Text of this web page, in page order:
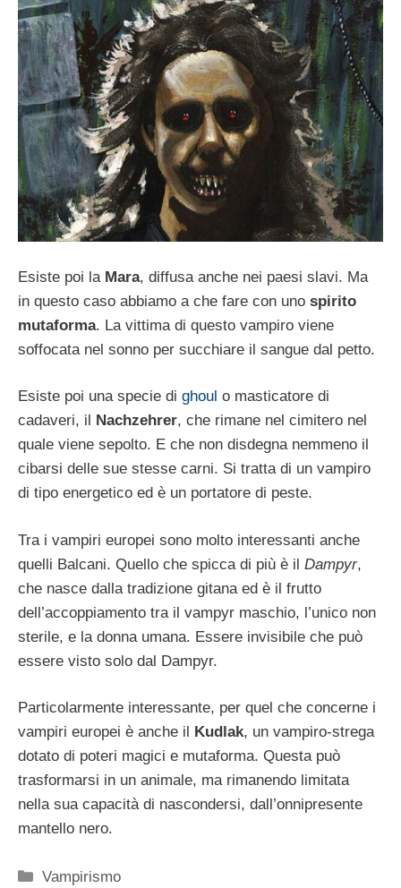
Esiste poi la Mara, diffusa anche nei paesi slavi. Ma
in questo caso abbiamo a che fare con uno spirito
mutaforma. La vittima di questo vampiro viene
soffocata nel sonno per succhiare il sangue dal petto.
Esiste poi una specie di ghoul o masticatore di
cadaveri, il Nachzehrer, che rimane nel cimitero nel
quale viene sepolto. E che non disdegna nemmeno il
cibarsi delle sue stesse carni. Si tratta di un vampiro
di tipo energetico ed è un portatore di peste.
Tra i vampiri europei sono molto interessanti anche
quelli Balcani. Quello che spicca di più è il Dampyr,
che nasce dalla tradizione gitana ed è il frutto
dell’accoppiamento tra il vampyr maschio, l’unico non
sterile, e la donna umana. Essere invisibile che può
essere visto solo dal Dampyr.
Particolarmente interessante, per quel che concerne i
vampiri europei è anche il Kudlak, un vampiro-strega
dotato di poteri magici e mutaforma. Questa può
trasformarsi in un animale, ma rimanendo limitata
nella sua capacità di nascondersi, dall’onnipresente
mantello nero.
Categorie
Vampirismo